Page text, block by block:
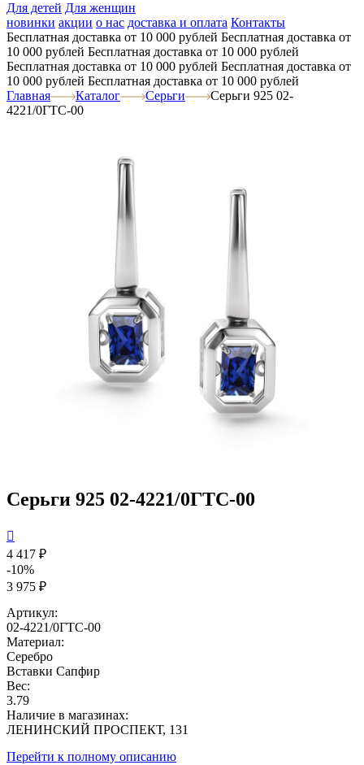
Для детей Для женщин
новинки акции о нас доставка и оплата Контакты
Бесплатная доставка от 10 000 рублей Бесплатная доставка от
10 000 рублей Бесплатная доставка от 10 000 рублей
Бесплатная доставка от 10 000 рублей Бесплатная доставка от
10 000 рублей Бесплатная доставка от 10 000 рублей
Главная
Каталог Серьги
Серьги 925 02-
4221/0ГТС-00
Серьги 925 02-4221/0ГТС-00

4 417 ₽
-10%
3 975 ₽
Артикул:
02-4221/0ГТС-00
Материал:
Серебро
Вставки Сапфир
Вес:
3.79
Наличие в магазинах:
ЛЕНИНСКИЙ ПРОСПЕКТ, 131
Перейти к полному описанию